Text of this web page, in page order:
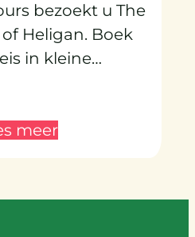
bezoekt u The
Heligan. Boek
in kleine…
meer